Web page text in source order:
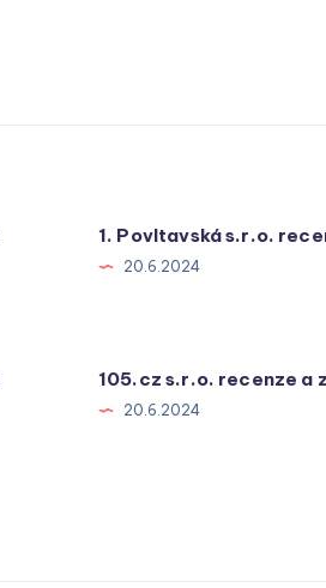
1. Povltavská s.r.o.
20.6.2024
105.cz s.r.o. recenze a
20.6.2024